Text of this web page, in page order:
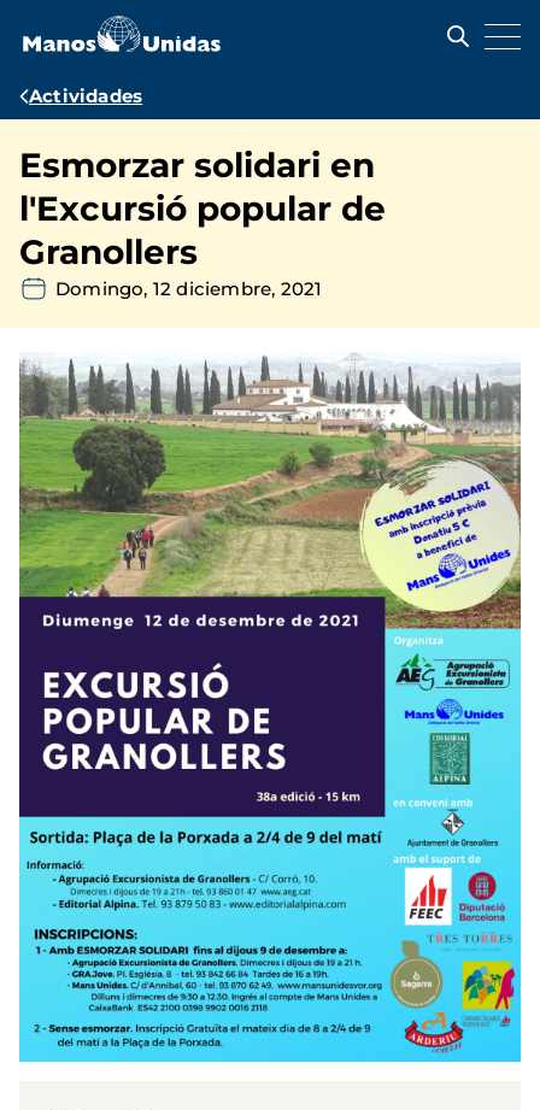
contenido
Ruta
navegación
Actividades
Esmorzar solidari en
l'Excursió popular de
Granollers
Domingo, 12 diciembre, 2021